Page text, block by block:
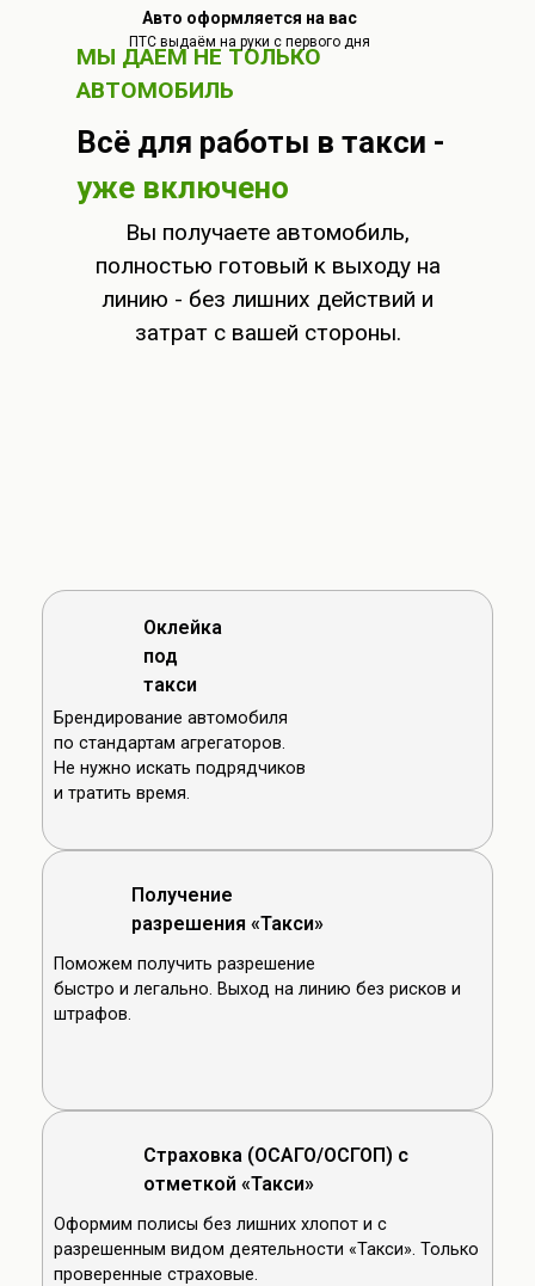
Авто оформляется на вас
ПТС выдаём на руки с первого дня
МЫ ДАЕМ НЕ ТОЛЬКО
АВТОМОБИЛЬ
Всё для работы в такси -
уже включено
Вы получаете автомобиль,
полностью готовый к выходу на
линию - без лишних действий и
затрат с вашей стороны.
Оклейка
под
такси
Брендирование автомобиля
по стандартам агрегаторов.
Не нужно искать подрядчиков
и тратить время.
Получение
разрешения «Такси»
Поможем получить разрешение
быстро и легально. Выход на линию без рисков и
штрафов.
Страховка (ОСАГО/ОСГОП) с
отметкой «Такси»
Оформим полисы без лишних хлопот и с
разрешенным видом деятельности «Такси». Только
проверенные страховые.